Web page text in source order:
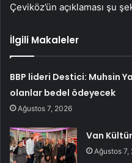
Çeviköz’ün açıklaması şu
İlgili Makaleler
BBP lideri Destici: Muhsin
olanlar bedel ödeyecek
Ağustos 7, 2026
Van
Ağustos 7,